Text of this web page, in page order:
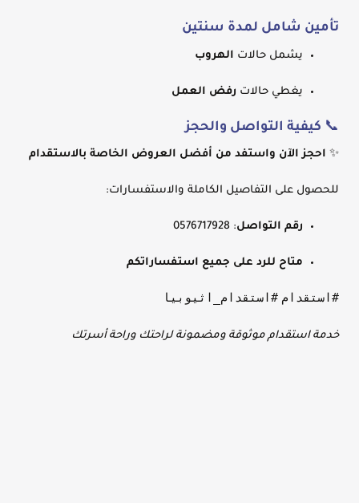
تأمين شامل لمدة سنتين
يشمل حالات الهروب
يغطي حالات رفض العمل
📞 كيفية التواصل والحجز
✨ احجز الآن واستفد من أفضل العروض الخاصة بالاستقدام
للحصول على التفاصيل الكاملة والاستفسارات:
رقم التواصل: 0576717928
متاح للرد على جميع استفساراتكم
#استقدام #استقدام_اثيوبيا
خدمة استقدام موثوقة ومضمونة لراحتك وراحة أسرتك